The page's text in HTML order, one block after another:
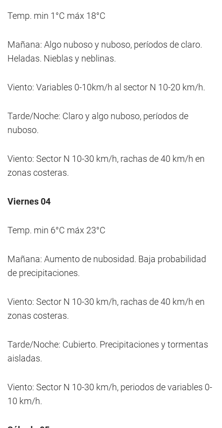
Temp. min 1°C máx 18°C
Mañana: Algo nuboso y nuboso, períodos de claro.
Heladas. Nieblas y neblinas.
Viento: Variables 0-10km/h al sector N 10-20 km/h.
Tarde/Noche: Claro y algo nuboso, períodos de
nuboso.
Viento: Sector N 10-30 km/h, rachas de 40 km/h en
zonas costeras.
Viernes 04
Temp. min 6°C máx 23°C
Mañana: Aumento de nubosidad. Baja probabilidad
de precipitaciones.
Viento: Sector N 10-30 km/h, rachas de 40 km/h en
zonas costeras.
Tarde/Noche: Cubierto. Precipitaciones y tormentas
aisladas.
Viento: Sector N 10-30 km/h, periodos de variables 0-
10 km/h.